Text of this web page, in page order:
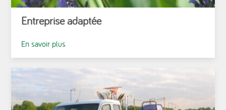
Entreprise adaptée
En savoir plus